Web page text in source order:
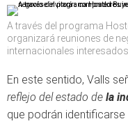
A través del programa
organizará reuniones de
internacionales
En este sentido, Valls
reflejo del estado de la
que podrán